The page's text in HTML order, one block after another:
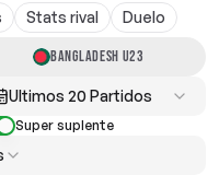
Stats rival Duelo
BANGLADESH U23
Ultimos 20 Partidos
Super suplente